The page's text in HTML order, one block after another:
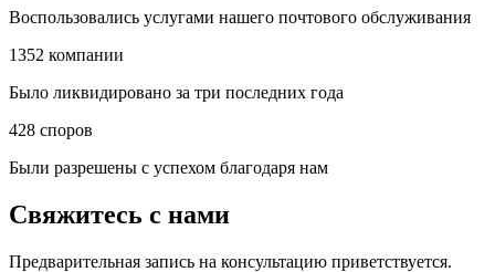
Воспользовались услугами нашего почтового обслуживания
1352 компании
Было ликвидировано за три последних года
428 споров
Были разрешены с успехом благодаря нам
Свяжитесь с нами
Предварительная запись на консультацию приветствуется.